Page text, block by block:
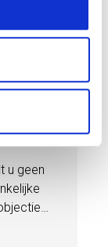
u geen